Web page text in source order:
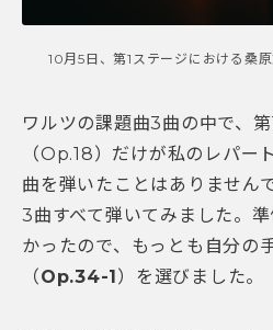
10月5日、第1ステージにおける
ワルツの課題曲3曲の中で、
（Op.18）だけが私のレパー
曲を弾いたことはありません
3曲すべて弾いてみました。
かったので、もっとも自分の
（Op.34-1）を選びました。